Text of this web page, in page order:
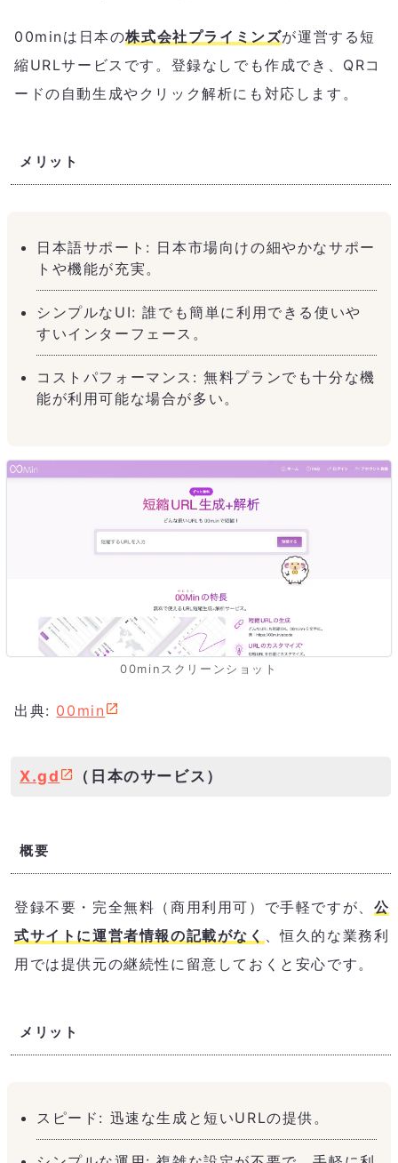
00minは日本の株式会社プライミンズが運営する短
縮URLサービスです。登録なしでも作成でき、QRコ
ードの自動生成やクリック解析にも対応します。
メリット
日本語サポート: 日本市場向けの細やかなサポー
トや機能が充実。
シンプルなUI: 誰でも簡単に利用できる使いや
すいインターフェース。
コストパフォーマンス: 無料プランでも十分な機
能が利用可能な場合が多い。
00minスクリーンショット
出典: 00min
X.gd （日本のサービス）
概要
登録不要・完全無料（商用利用可）で手軽ですが、 公
式サイトに運営者情報の記載がなく
、恒久的な業務利
用では提供元の継続性に留意しておくと安心です。
メリット
スピード: 迅速な生成と短いURLの提供。